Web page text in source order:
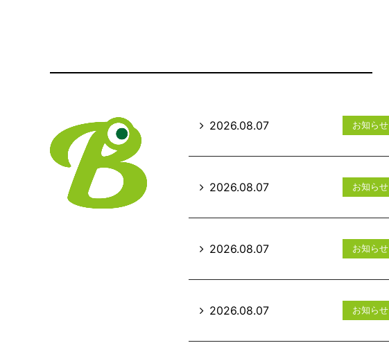
2026.08.07 お知らせ
2026.08.07 お知らせ
2026.08.07 お知らせ
2026.08.07 お知らせ